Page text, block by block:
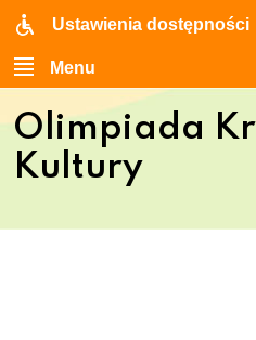
Ustawienia dostępności
Menu
Olimpiada
Kultury